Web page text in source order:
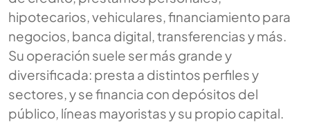
hipotecarios, vehiculares, financiamiento para
negocios, banca digital, transferencias y más.
Su operación suele ser más grande y
diversificada: presta a distintos perfiles y
sectores, y se financia con depósitos del
público, líneas mayoristas y su propio capital.